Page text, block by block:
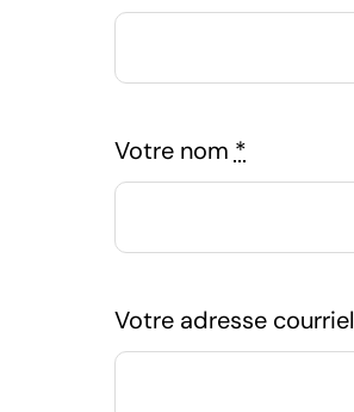
Votre nom *
Votre adresse courriel